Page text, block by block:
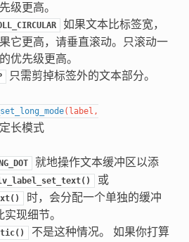
级更高。
如果文本比标签宽，
它更高，请垂直滚动。只滚动一
优先级更高。
只需剪掉标签外的文本部分。
( label ,
长模式
就地操作文本缓冲区以添
或
时，会分配一个单独的缓冲
现细节。
不是这种情况。 如果你打算